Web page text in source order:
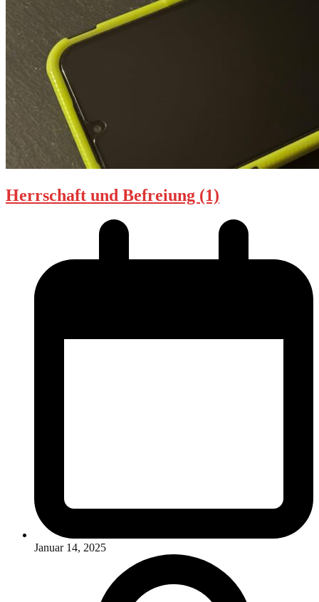
Herrschaft und Befreiung (1)
Januar 14, 2025